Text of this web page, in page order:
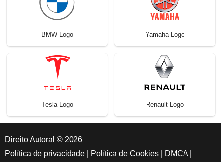
BMW Logo Yamaha Logo
Tesla Logo Renault Logo
Direito Autoral © 2026
Política de privacidade
Política de Cookies DMCA|